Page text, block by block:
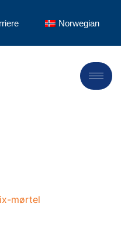
Norwegian
mørtel